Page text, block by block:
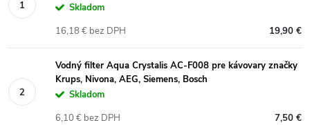
Skladom
19,90 €
16,18 € bez DPH
Vodný filter Aqua Crystalis AC-F008 pre kávovary značky
Krups, Nivona, AEG, Siemens, Bosch
Skladom
7,50 €
6,10 € bez DPH